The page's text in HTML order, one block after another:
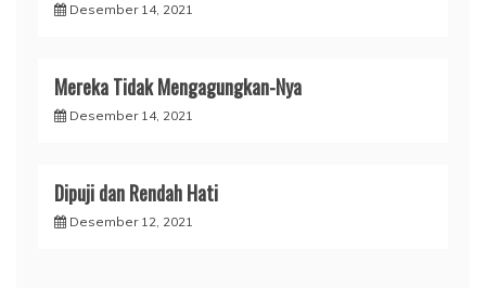
Desember 14, 2021
Mereka Tidak Mengagungkan-Nya
Desember 14, 2021
Dipuji dan Rendah Hati
Desember 12, 2021